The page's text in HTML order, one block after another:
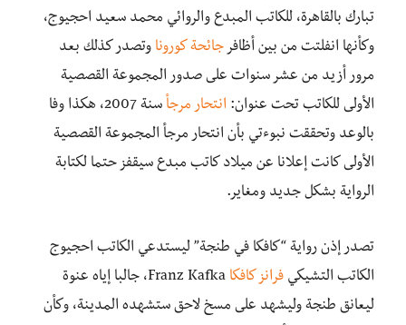
تبارك بالقاهرة، للكاتب المبدع والروائي محمد سعيد احجيوج،
وكأنها انفلتت من بين أظافر جائحة كورونا وتصدر كذلك بعد
مرور أزيد من عشر سنوات على صدور المجموعة القصصية
الأولى للكاتب تحت عنوان: انتحار مرجأ
سنة 2007، هكذا وفا
بالوعد وتحققت نبوءتي بأن انتحار مرجأ المجموعة القصصية
الأولى كانت إعلانا عن ميلاد كاتب مبدع سيقفز حتما لكتابة
الرواية بشكل جديد ومغاير.
تصدر إذن رواية “كافكا في طنجة” ليستدعي الكاتب احجيوج
الكاتب التشيكي فرانز كافكا
Franz Kafka، جالبا إياه عنوة
ليعانق طنجة وليشهد على مسخ لاحق ستشهده المدينة، وكأن